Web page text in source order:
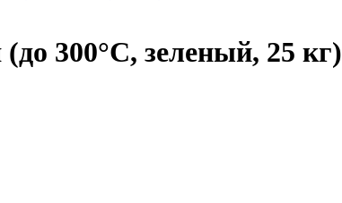
300°C, зеленый, 25 кг)